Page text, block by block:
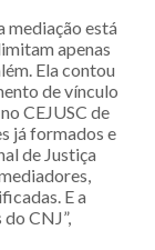
mediação está
apenas
Ela contou
de vínculo
CEJUSC de
já formados e
de Justiça
E a
CNJ”,